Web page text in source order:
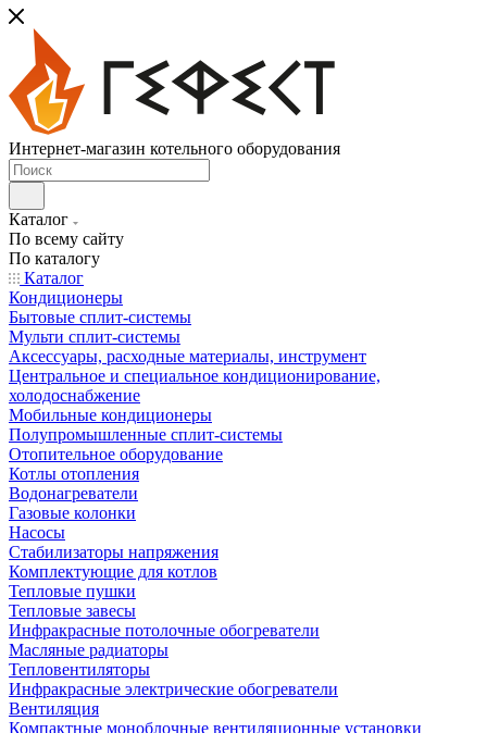
Интернет-магазин котельного оборудования
Каталог
По всему сайту
По каталогу
Каталог
Кондиционеры
Бытовые сплит-системы
Мульти сплит-системы
Аксессуары, расходные материалы, инструмент
Центральное и специальное кондиционирование,
холодоснабжение
Мобильные кондиционеры
Полупромышленные сплит-системы
Отопительное оборудование
Котлы отопления
Водонагреватели
Газовые колонки
Насосы
Стабилизаторы напряжения
Комплектующие для котлов
Тепловые пушки
Тепловые завесы
Инфракрасные потолочные обогреватели
Масляные радиаторы
Тепловентиляторы
Инфракрасные электрические обогреватели
Вентиляция
Компактные моноблочные вентиляционные установки